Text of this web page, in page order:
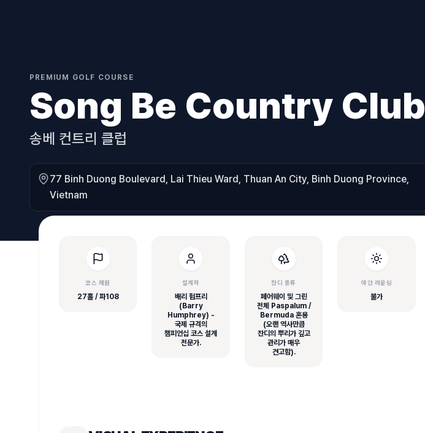
PREMIUM GOLF COURSE
Song Be Country Club
송베 컨트리 클럽
77 Binh Duong Boulevard, Lai Thieu Ward, Thuan An City, Binh Duong Province,
Vietnam
코스 제원
27홀 / 파108
설계자
배리 험프리
(Barry
Humphrey) -
국제 규격의
챔피언십 코스 설계
전문가.
잔디 종류
페어웨이 및 그린
전체 Paspalum /
Bermuda 혼용
(오랜 역사만큼
잔디의 뿌리가 깊고
관리가 매우
견고함).
야간 라운딩
불가